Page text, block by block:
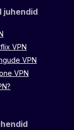
juhendid
VPN
VPN
VPN